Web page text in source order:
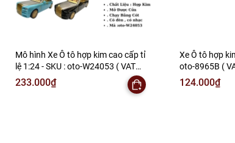
Mô hình Xe Ô tô hợp kim cao cấp tỉ
lệ 1:24 - SKU : oto-W24053 ( VAT
:003-01-150 )
233.000₫
Xe Ô tô hợp
oto-8965B (
124.000₫